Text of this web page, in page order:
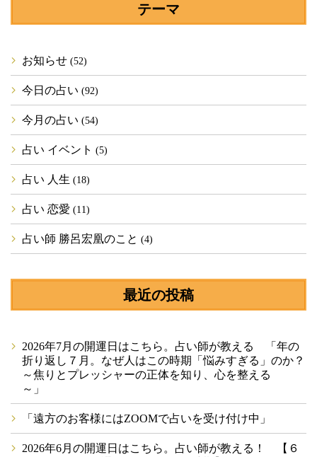
テーマ
お知らせ (52)
今日の占い (92)
今月の占い (54)
占い イベント (5)
占い 人生 (18)
占い 恋愛 (11)
占い師 勝呂宏凰のこと (4)
最近の投稿
2026年7月の開運日はこちら。占い師が教える 「年の
折り返し７月。なぜ人はこの時期「悩みすぎる」のか？
～焦りとプレッシャーの正体を知り、心を整える
～」
「遠方のお客様にはZOOMで占いを受け付け中」
2026年6月の開運日はこちら。占い師が教える！ 【６